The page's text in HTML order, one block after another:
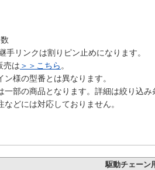
手リンクは割りピン止めになります。
売は ＞＞こちら 。
様の型番とは異なります。
一部の商品となります。詳細は絞り込
どには対応しておりません。
駆動チェーン